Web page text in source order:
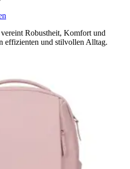
Robustheit, Komfort und
effizienten und stilvollen Alltag.